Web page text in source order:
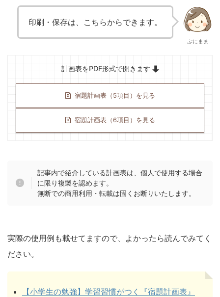
印刷・保存は、こちらからできます。
ぷにまま
計画表をPDF形式で開きます
宿題計画表（5項目）を見る
宿題計画表（6項目）を見る
記事内で紹介している計画表は、個人で使用する場合
に限り複製を認めます。
無断での商用利用・転載は固くお断りいたします。
実際の使用例も載せてますので、よかったら読んでみてく
ださい。
【小学生の勉強】学習習慣がつく『宿題計画表』